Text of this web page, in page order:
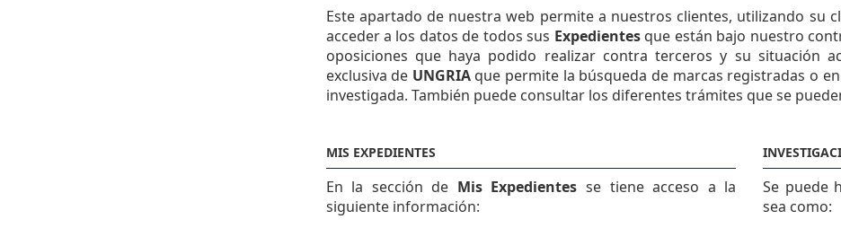
Este apartado de nuestra web permite a nuestros clientes, utilizando su
acceder a los datos de todos sus Expedientesque están bajo nuestro
oposiciones que haya podido realizar contra terceros y su situación
exclusiva de UNGRIAque permite la búsqueda de marcas registradas o
investigada. También puede consultar los diferentes trámites que se
MIS EXPEDIENTES
En la sección de Mis Expedientes se tiene acceso a la
siguiente información:
Se puede
sea como: